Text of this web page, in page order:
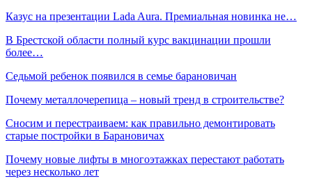
Казус на презентации Lada Aura. Премиальная новинка не…
В Брестской области полный курс вакцинации прошли
более…
Седьмой ребенок появился в семье барановичан
Почему металлочерепица – новый тренд в строительстве?
Сносим и перестраиваем: как правильно демонтировать
старые постройки в Барановичах
Почему новые лифты в многоэтажках перестают работать
через несколько лет